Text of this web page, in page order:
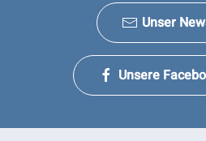
Unser
Unsere